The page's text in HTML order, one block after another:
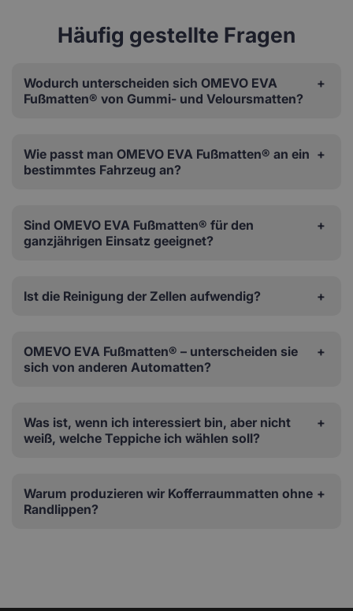
Häufig gestellte Fragen
Wodurch unterscheiden sich OMEVO EVA
Fußmatten® von Gummi- und Veloursmatten?
Wie passt man OMEVO EVA Fußmatten® an ein
bestimmtes Fahrzeug an?
Sind OMEVO EVA Fußmatten® für den
ganzjährigen Einsatz geeignet?
Ist die Reinigung der Zellen aufwendig?
OMEVO EVA Fußmatten® – unterscheiden sie
sich von anderen Automatten?
Was ist, wenn ich interessiert bin, aber nicht
weiß, welche Teppiche ich wählen soll?
Warum produzieren wir Kofferraummatten ohne
Randlippen?